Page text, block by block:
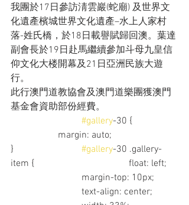
我團於17日參訪淸雲巖(蛇廟) 及世界文
化遺產檳城世界文化遺產–水上人家村
落-姓氏橋，於18日載譽賦歸回澳。葉達
副會長於19日赴馬繼續參加斗母九皇信
仰文化大楼開幕及21日亞洲民族大遊
行。
此行澳門道教協會及澳門道樂團獲澳門
基金會資助部份經費。
#gallery-30 {
#gallery-30 .gallery-
item {				float: left;